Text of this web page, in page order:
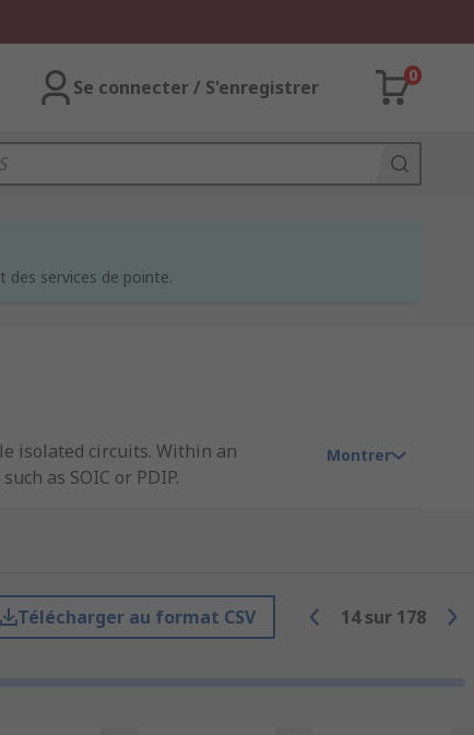
Se connecter / S'enregistrer
0
des services de pointe.
isolated circuits. Within an
as SOIC or PDIP.
electrical isolation
diode. The light emitter receives
that, if there is a spike in
in voltage.
Montrer
Télécharger au format CSV 14 sur 178